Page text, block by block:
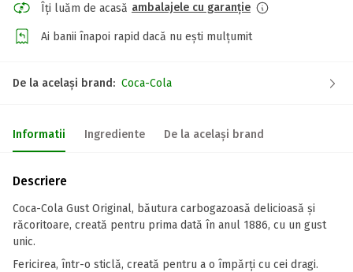
Îți luăm de acasă ambalajele cu garanție
Ai banii înapoi rapid dacă nu ești mulțumit
De la același brand: Coca-Cola
Informatii Ingrediente De la același brand
Descriere
Coca-Cola Gust Original, băutura carbogazoasă delicioasă și
răcoritoare, creată pentru prima dată în anul 1886, cu un gust
unic.
Fericirea, într-o sticlă, creată pentru a o împărți cu cei dragi.